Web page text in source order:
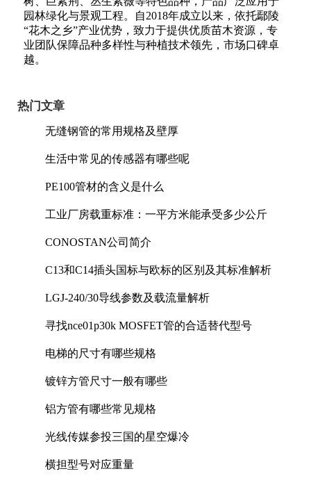
园林绿化与景观工程。自2018年成立以来，依托鄢陵
“花木之乡”产业优势，致力于提供优质苗木资源，专
业团队保障品种多样性与种植技术领先，市场口碑卓
越。
热门文章
无缝钢管的常用规格及壁厚
生活中常见的传感器有哪些呢
PE100管材的含义是什么
工业厂房载重标准：一平方米能承受多少公斤
CONOSTAN公司简介
C13和C14插头国标与欧标的区别及其标准解析
LGJ-240/30导线参数及载流量解析
寻找nce01p30k MOSFET管的合适替代型号
电梯的尺寸有哪些规格
镀锌方管尺寸一般有哪些
铝方管有哪些常见规格
光线传媒参投三国的星空爆冷
横担型号对应重量